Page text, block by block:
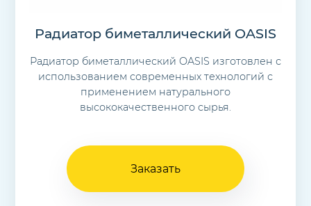
Радиатор биметаллический OASIS
Радиатор биметаллический OASIS изготовлен с
использованием современных технологий с
применением натурального
высококачественного сырья.
Заказать